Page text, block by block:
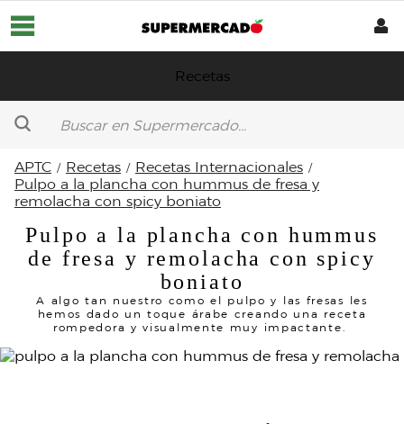
Horarios de entrega
Supermercado
Platos preparados
Aptc
Nuestras marcas
Recetas
APTC Recetas
Recetas Internacionales
Pulpo a la plancha con hummus de fresa y
remolacha con spicy boniato
Pulpo a la plancha con hummus
de fresa y remolacha con spicy
boniato
A algo tan nuestro como el pulpo y las fresas les
hemos dado un toque árabe creando una receta
rompedora y visualmente muy impactante.